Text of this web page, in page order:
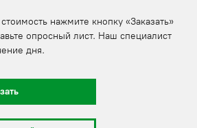
нажмите кнопку «Заказать»
опросный лист. Наш специалист
дня.